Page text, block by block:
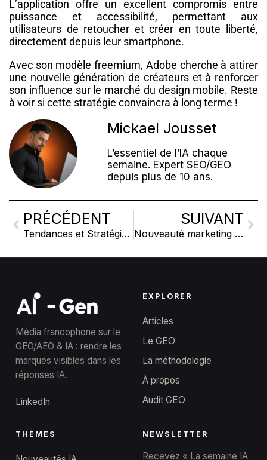
L’application offre un excellent compromis entre
puissance et accessibilité, permettant aux
utilisateurs de retoucher et créer en toute liberté,
directement depuis leur smartphone.
Avec son modèle freemium, Adobe cherche à attirer
une nouvelle génération de créateurs et à renforcer
son influence sur le marché du design mobile. Reste
à voir si cette stratégie convaincra à long terme !
Mickael Jousset
L’essentiel de l’IA chaque
semaine. Expert SEO/GEO
depuis plus de 10 ans.
PRÉCÉDENT
Tendances et Stratégies Marketing du 24 février 2025
SUIVANT
Nouveauté marketing et Design du 28/02
Média francophone sur le
GEO/AEO & IA : rendre les
marques visibles dans les
réponses IA.
LinkedIn
EXPLORER
Articles
Le GEO
La méthodologie
À propos
Audit GEO
THÈMES NEWSLETTER
Recevez « La semaine IA